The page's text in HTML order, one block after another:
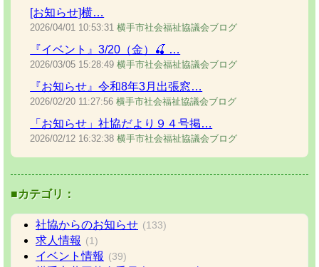
[お知らせ]横…
2026/04/01 10:53:31 横手市社会福祉協議会ブログ
『イベント』3/20（金）🍒 …
2026/03/05 15:28:49 横手市社会福祉協議会ブログ
『お知らせ』令和8年3月出張窓…
2026/02/20 11:27:56 横手市社会福祉協議会ブログ
「お知らせ」社協だより９４号掲…
2026/02/12 16:32:38 横手市社会福祉協議会ブログ
■カテゴリ：
社協からのお知らせ (133)
求人情報 (1)
イベント情報 (39)